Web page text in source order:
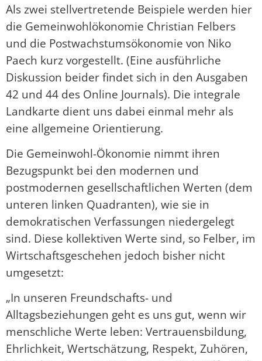
Als zwei stellvertretende Beispiele werden hier
die Gemeinwohlökonomie Christian Felbers
und die Postwachstumsökonomie von Niko
Paech kurz vorgestellt. (Eine ausführliche
Diskussion beider findet sich in den Ausgaben
42 und 44 des Online Journals). Die integrale
Landkarte dient uns dabei einmal mehr als
eine allgemeine Orientierung.
Die Gemeinwohl-Ökonomie nimmt ihren
Bezugspunkt bei den modernen und
postmodernen gesellschaftlichen Werten (dem
unteren linken Quadranten), wie sie in
demokratischen Verfassungen niedergelegt
sind. Diese kollektiven Werte sind, so Felber, im
Wirtschaftsgeschehen jedoch bisher nicht
umgesetzt:
„In unseren Freundschafts- und
Alltagsbeziehungen geht es uns gut, wenn wir
menschliche Werte leben: Vertrauensbildung,
Ehrlichkeit, Wertschätzung, Respekt, Zuhören,